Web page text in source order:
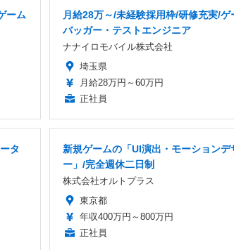
ーム
月給28万～/未経験採用枠/研修充実/ゲ
バッガー・テストエンジニア
ナナイロモバイル株式会社
埼玉県
月給28万円～60万円
正社員
タ
新規ゲームの「UI演出・モーションデ
ー」/完全週休二日制
株式会社オルトプラス
東京都
年収400万円～800万円
正社員